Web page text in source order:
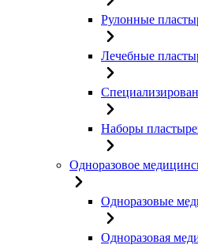
Рулонные
Лечебные
Наборы
Одноразовое
Одноразовые
Одноразовая